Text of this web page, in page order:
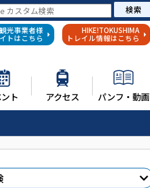
検索
光事業者様
トはこちら
HIKE!TOKUSHIMA
トレイル情報はこちら
ト アクセス パンフ・動画